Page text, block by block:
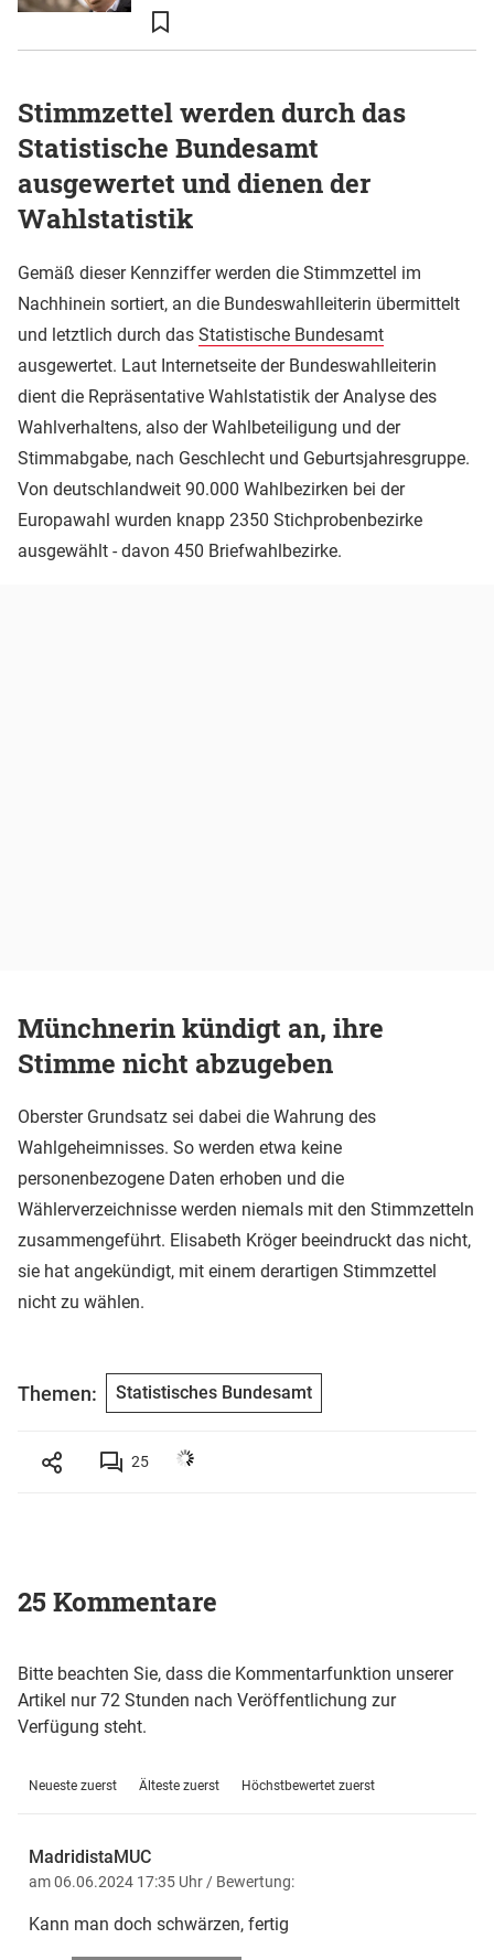
Stimmzettel werden durch das
Statistische Bundesamt
ausgewertet und dienen der
Wahlstatistik
Gemäß dieser Kennziffer werden die Stimmzettel im
Nachhinein sortiert, an die Bundeswahlleiterin übermittelt
und letztlich durch das Statistische Bundesamt
ausgewertet. Laut Internetseite der Bundeswahlleiterin
dient die Repräsentative Wahlstatistik der Analyse des
Wahlverhaltens, also der Wahlbeteiligung und der
Stimmabgabe, nach Geschlecht und Geburtsjahresgruppe.
Von deutschlandweit 90.000 Wahlbezirken bei der
Europawahl wurden knapp 2350 Stichprobenbezirke
ausgewählt - davon 450 Briefwahlbezirke.
Münchnerin kündigt an, ihre
Stimme nicht abzugeben
Oberster Grundsatz sei dabei die Wahrung des
Wahlgeheimnisses. So werden etwa keine
personenbezogene Daten erhoben und die
Wählerverzeichnisse werden niemals mit den Stimmzetteln
zusammengeführt. Elisabeth Kröger beeindruckt das nicht,
sie hat angekündigt, mit einem derartigen Stimmzettel
nicht zu wählen.
Themen: Statistisches Bundesamt
25
25 Kommentare
Bitte beachten Sie, dass die Kommentarfunktion unserer
Artikel nur 72 Stunden nach Veröffentlichung zur
Verfügung steht.
Neueste zuerst Älteste zuerst Höchstbewertet zuerst
MadridistaMUC
am 06.06.2024 17:35 Uhr/ Bewertung:
Kann man doch schwärzen, fertig